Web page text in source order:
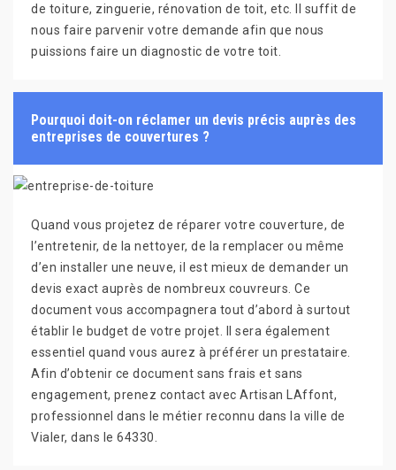
de toiture, zinguerie, rénovation de toit, etc. Il suffit de
nous faire parvenir votre demande afin que nous
puissions faire un diagnostic de votre toit.
Pourquoi doit-on réclamer un devis précis auprès des
entreprises de couvertures ?
Quand vous projetez de réparer votre couverture, de
l’entretenir, de la nettoyer, de la remplacer ou même
d’en installer une neuve, il est mieux de demander un
devis exact auprès de nombreux couvreurs. Ce
document vous accompagnera tout d’abord à surtout
établir le budget de votre projet. Il sera également
essentiel quand vous aurez à préférer un prestataire.
Afin d’obtenir ce document sans frais et sans
engagement, prenez contact avec Artisan LAffont,
professionnel dans le métier reconnu dans la ville de
Vialer, dans le 64330.